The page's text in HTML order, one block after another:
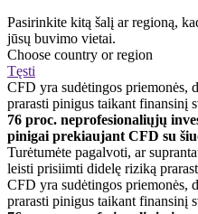
Pasirinkite kitą šalį ar regioną,
jūsų buvimo vietai.
Choose country or region
Tęsti
CFD yra sudėtingos priemonės,
prarasti pinigus taikant finansinį
76 proc. neprofesionaliųjų
pinigai prekiaujant CFD su
Turėtumėte pagalvoti, ar
leisti prisiimti didelę riziką
CFD yra sudėtingos priemonės,
prarasti pinigus taikant finansinį